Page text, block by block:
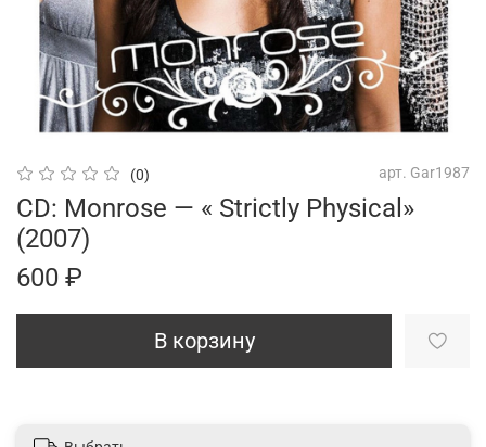
(0) арт. Gar1987
CD: Monrose — « Strictly Physical»
(2007)
600 ₽
В корзину